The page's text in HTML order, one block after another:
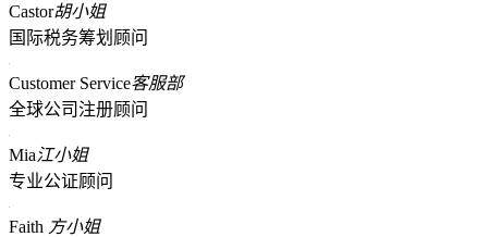
Castor胡小姐
国际税务筹划顾问
Customer Service客服部
全球公司注册顾问
Mia江小姐
专业公证顾问
Faith 方小姐